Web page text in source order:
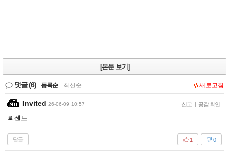
[본문 보기]
댓글(6) 등록순 최신순 새로고침
Invited 26-06-09 10:57 신고 | 공감 확인
릐센느
답글 0
1